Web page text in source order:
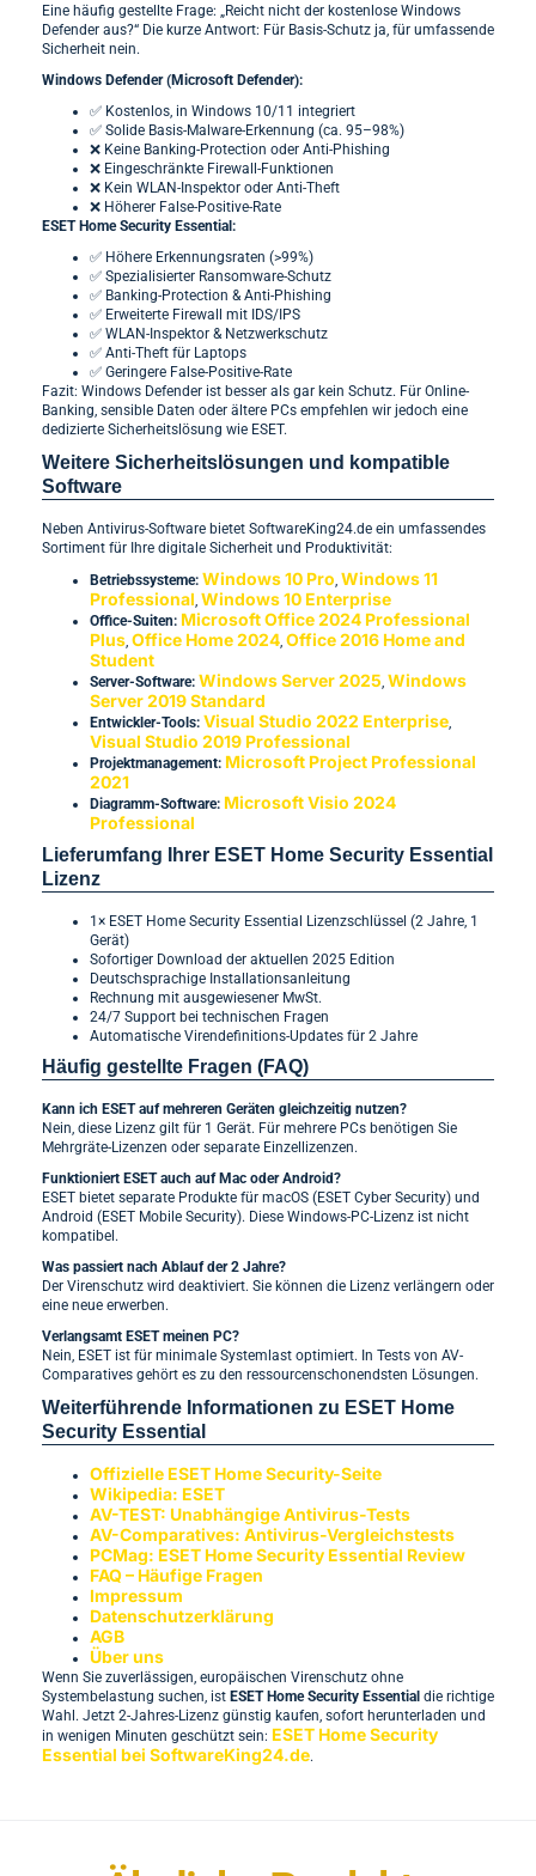
Eine häufig gestellte Frage: „Reicht nicht der kostenlose Windows
Defender aus?“ Die kurze Antwort: Für Basis-Schutz ja, für umfassende
Sicherheit nein.
Windows Defender (Microsoft Defender):
✅ Kostenlos, in Windows 10/11 integriert
✅ Solide Basis-Malware-Erkennung (ca. 95–98%)
❌ Keine Banking-Protection oder Anti-Phishing
❌ Eingeschränkte Firewall-Funktionen
❌ Kein WLAN-Inspektor oder Anti-Theft
❌ Höherer False-Positive-Rate
ESET Home Security Essential:
✅ Höhere Erkennungsraten (>99%)
✅ Spezialisierter Ransomware-Schutz
✅ Banking-Protection & Anti-Phishing
✅ Erweiterte Firewall mit IDS/IPS
✅ WLAN-Inspektor & Netzwerkschutz
✅ Anti-Theft für Laptops
✅ Geringere False-Positive-Rate
Fazit: Windows Defender ist besser als gar kein Schutz. Für Online-
Banking, sensible Daten oder ältere PCs empfehlen wir jedoch eine
dedizierte Sicherheitslösung wie ESET.
Weitere Sicherheitslösungen und kompatible
Software
Neben Antivirus-Software bietet SoftwareKing24.de ein umfassendes
Sortiment für Ihre digitale Sicherheit und Produktivität:
Betriebssysteme: Windows 10 Pro, Windows 11
Professional, Windows 10 Enterprise
Office-Suiten: Microsoft Office 2024 Professional
Plus, Office Home 2024, Office 2016 Home and
Student
Server-Software: Windows Server 2025, Windows
Server 2019 Standard
Entwickler-Tools: Visual Studio 2022 Enterprise,
Visual Studio 2019 Professional
Projektmanagement: Microsoft Project Professional
2021
Diagramm-Software: Microsoft Visio 2024
Professional
Lieferumfang Ihrer ESET Home Security Essential
Lizenz
1× ESET Home Security Essential Lizenzschlüssel (2 Jahre, 1
Gerät)
Sofortiger Download der aktuellen 2025 Edition
Deutschsprachige Installationsanleitung
Rechnung mit ausgewiesener MwSt.
24/7 Support bei technischen Fragen
Automatische Virendefinitions-Updates für 2 Jahre
Häufig gestellte Fragen (FAQ)
Kann ich ESET auf mehreren Geräten gleichzeitig nutzen?
Nein, diese Lizenz gilt für 1 Gerät. Für mehrere PCs benötigen Sie
Mehrgräte-Lizenzen oder separate Einzellizenzen.
Funktioniert ESET auch auf Mac oder Android?
ESET bietet separate Produkte für macOS (ESET Cyber Security) und
Android (ESET Mobile Security). Diese Windows-PC-Lizenz ist nicht
kompatibel.
Was passiert nach Ablauf der 2 Jahre?
Der Virenschutz wird deaktiviert. Sie können die Lizenz verlängern oder
eine neue erwerben.
Verlangsamt ESET meinen PC?
Nein, ESET ist für minimale Systemlast optimiert. In Tests von AV-
Comparatives gehört es zu den ressourcenschonendsten Lösungen.
Weiterführende Informationen zu ESET Home
Security Essential
Offizielle ESET Home Security-Seite
Wikipedia: ESET
AV-TEST: Unabhängige Antivirus-Tests
AV-Comparatives: Antivirus-Vergleichstests
PCMag: ESET Home Security Essential Review
FAQ – Häufige Fragen
Impressum
Datenschutzerklärung
AGB
Über uns
Wenn Sie zuverlässigen, europäischen Virenschutz ohne
Systembelastung suchen, ist ESET Home Security Essential die richtige
Wahl. Jetzt 2-Jahres-Lizenz günstig kaufen, sofort herunterladen und
in wenigen Minuten geschützt sein: ESET Home Security
Essential bei SoftwareKing24.de.